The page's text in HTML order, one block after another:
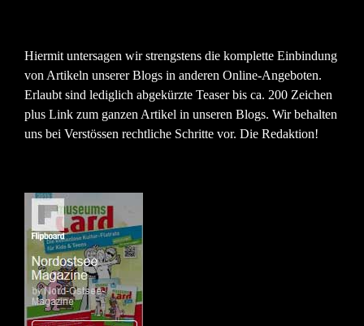
Hiermit untersagen wir strengstens die komplette Einbindung
von Artikeln unserer Blogs in anderen Online-Angeboten.
Erlaubt sind lediglich abgekürzte Teaser bis ca. 200 Zeichen
plus Link zum ganzen Artikel in unseren Blogs. Wir behalten
uns bei Verstössen rechtliche Schritte vor. Die Redaktion!